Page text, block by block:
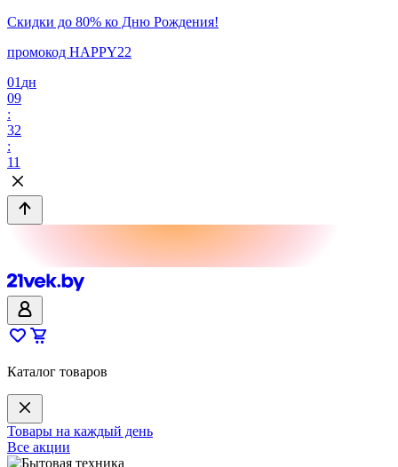
Скидки до 80% ко Дню Рождения!
промокод HAPPY22
01 дн
09
:
32
:
11
Каталог товаров
Товары на каждый день
Все акции